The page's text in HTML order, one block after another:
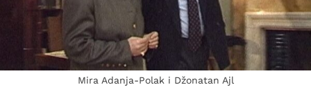
Mira Adanja-Polak i Džonatan Ajl